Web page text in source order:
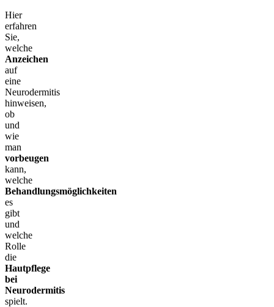
Hier
erfahren
Sie,
welche
Anzeichen
auf
eine
Neurodermitis
hinweisen,
ob
und
wie
man
vorbeugen
kann,
welche
Behandlungsmöglichkeiten
es
gibt
und
welche
Rolle
die
Hautpflege
bei
Neurodermitis
spielt.